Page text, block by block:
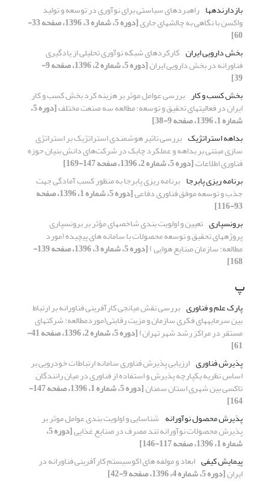
بازدارنده‎ها
راهبردهای سیاستی برای نوآوری در توسعه و تولید
واکسن با نگاهی به چالش‎های جاری [دوره 5، شماره 3، 1396، صفحه 33-
60]
بخش دارویی ایران کارکردهای شبکه نوآوری تحلیلی از یادگیری
فناورانه در بخش دارویی ایران [دوره 5، شماره 2، 1396، صفحه 9-
39]
بخش کسب و کار بررسی عوامل موثر بر هزینه کرد بخش کسب و کار
ایران در فعالیتهای تحقیق و توسعه؛ مطالعه سه صنعت مختلف [دوره 5،
شماره 1، 1396، صفحه 9-38]
بداهه استراتژیک بررسی تاثیر هوشمندی استراتژیک بر استراتژی
سازی مبتنی بر بداهه و عملکرد چابک در شرکت‌های دانش بنیان حوزه
فناوری اطلاعات[دوره 5، شماره 2، 1396، صفحه 147-169]
برنامه ریزی پابرجا برنامه ریزی پابرجا به منظور کسب آمادگی جهت
جذب و توسعه موفق فناوری دفاعی [دوره 5، شماره 1، 1396، صفحه
93-116]
برونسپاری تعیین و اولویت ‏بندی شاخص‏های مؤثر بر برونسپاری
پروژه‏های تحقیق و توسعه محصولات با سامانه های پیچیده (مورد
مطالعه: سازمان صنایع هوایی ) [دوره 5، شماره 3، 1396، صفحه 139-
168]
پ
پارک علم و فناوری بررسی نقش میانجی کارآفرینی فناورانه بر ارتباط
بین سرمایه‏های فکری سازمان و مزیت رقابتی(موردمطالعه: شرکت‏های
مستقر در مراکز رشد شهر تهران) [دوره 5، شماره 2، 1396، صفحه 41-
61]
پذیرش فناوری ارزیابی پذیرش فناوری سامانه ارتباطات خودرویی بر
اساس نظریه یکپارچه پذیرش و استفاده از فناوری در میان رانندگان
تاکسی بین ‏شهری استان سمنان [دوره 5، شماره 1، 1396، صفحه 147-
164]
پذیرش محصول نوآورانه شناسایی و اولویت بندی عوامل موثر بر
پذیرش محصولات نوآورانه تند مصرف در صنایع غذایی [دوره 5،
شماره 1، 1396، صفحه 117-146]
پیمایش کیفی ابعاد و مولفه های اکوسیستم کارآفرینی فناورانه در
ایران[دوره 5، شماره 4، 1396، صفحه 9-42]